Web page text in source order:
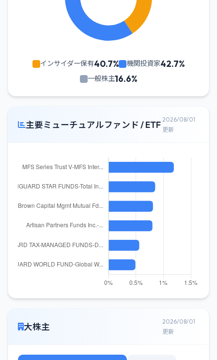
インサイダー保有40.7% 機関投資家42.7%
一般株主16.6%
主要ミューチュアルファンド / ETF 2026/08/01
更新
大株主
2026/08/01
更新